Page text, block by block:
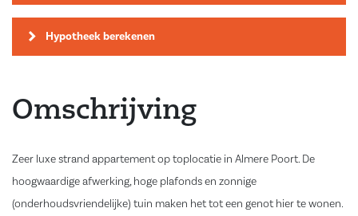
Hypotheek berekenen
Omschrijving
Zeer luxe strand appartement op toplocatie in Almere Poort. De
hoogwaardige afwerking, hoge plafonds en zonnige
(onderhoudsvriendelijke) tuin maken het tot een genot hier te wonen.